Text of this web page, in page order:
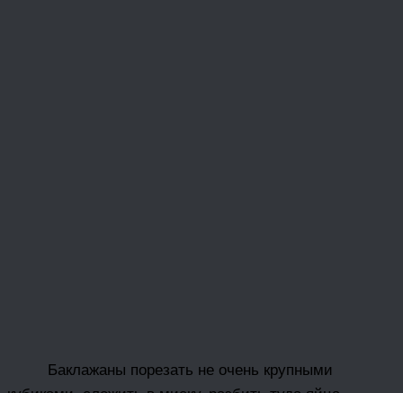
Баклажаны порезать не очень крупными